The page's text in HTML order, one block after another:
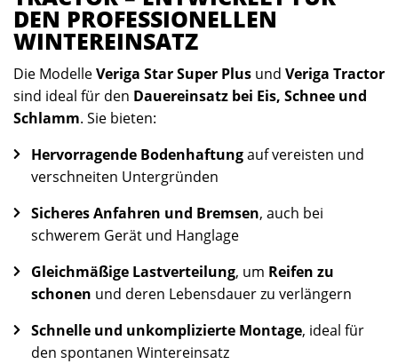
DEN PROFESSIONELLEN
WINTEREINSATZ
Die ModelleVeriga Star Super Plus und Veriga Tractor
sind ideal für den Dauereinsatz bei Eis, Schnee und
Schlamm. Sie bieten:
Hervorragende Bodenhaftungauf vereisten und
verschneiten Untergründen
Sicheres Anfahren und Bremsen, auch bei
schwerem Gerät und Hanglage
Gleichmäßige Lastverteilung, um Reifen zu
schonen und deren Lebensdauer zu verlängern
Schnelle und unkomplizierte Montage, ideal für
den spontanen Wintereinsatz